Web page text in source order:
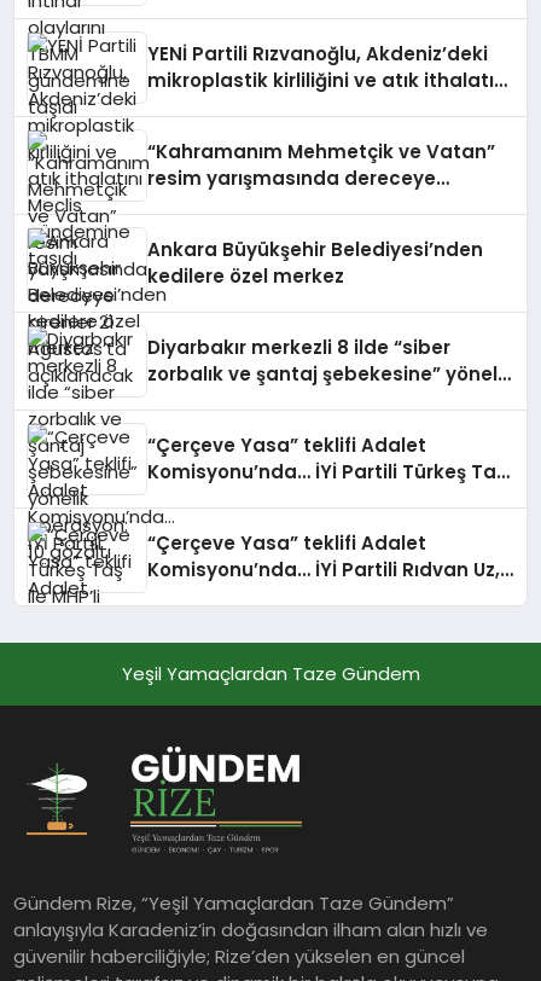
YENİ Partili Rızvanoğlu, Akdeniz’deki
mikroplastik kirliliğini ve atık ithalatını
“Kahramanım Mehmetçik ve Vatan”
resim yarışmasında dereceye
Ankara Büyükşehir Belediyesi’nden
kedilere özel merkez
Diyarbakır merkezli 8 ilde “siber
zorbalık ve şantaj şebekesine” yönelik
“Çerçeve Yasa” teklifi Adalet
Komisyonu’nda… İYİ Partili Türkeş Taş
tartışması
“Çerçeve Yasa” teklifi Adalet
Komisyonu’nda… İYİ Partili Rıdvan Uz,
Yeşil Yamaçlardan Taze Gündem
Gündem Rize, “Yeşil Yamaçlardan Taze Gündem”
anlayışıyla Karadeniz’in doğasından ilham alan hızlı ve
güvenilir haberciliğiyle; Rize’den yükselen en güncel